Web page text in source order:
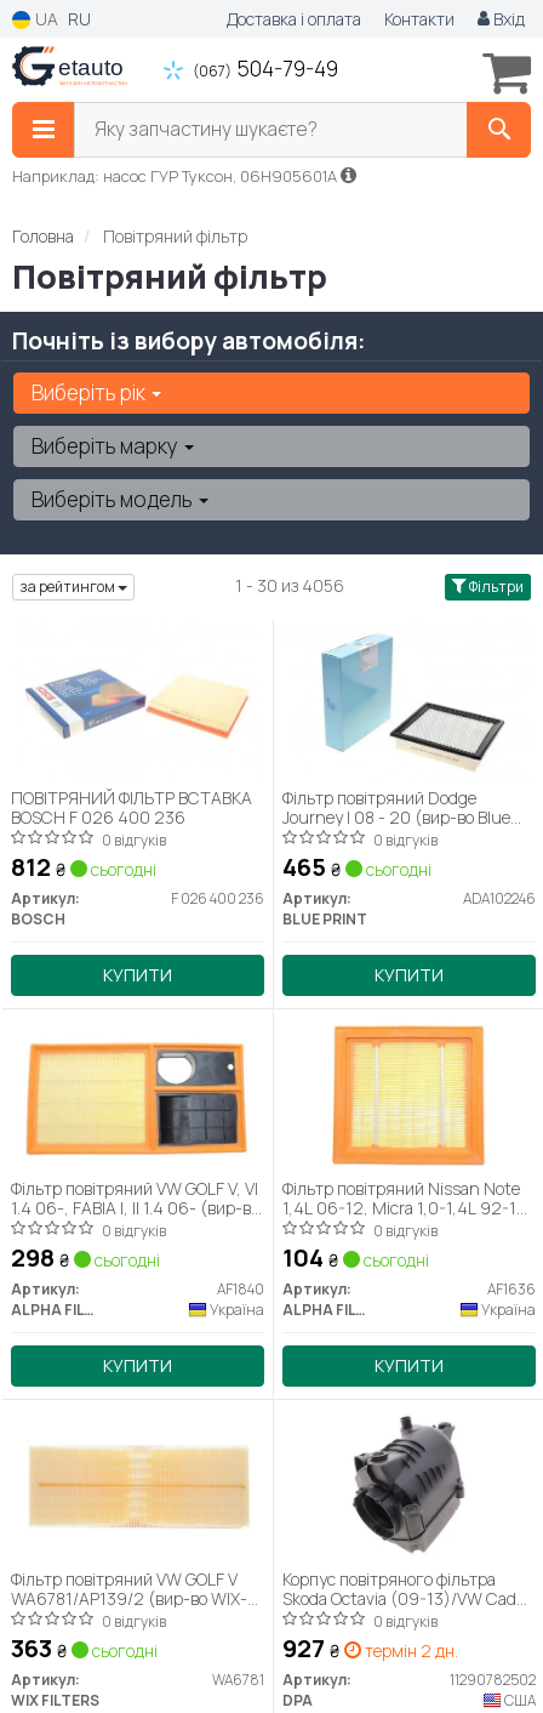
UA RU Доставка і оплата Контакти Вхід
(067) 504-79-49
Яку запчастину шукаєте?
Наприклад: насос ГУР Туксон, 06H905601A
Головна Повітряний фільтр
Повітряний фільтр
Почніть із вибору автомобіля:
Виберіть рік
Виберіть марку
Виберіть модель
за рейтингом 1 - 30 из 4056 Фільтри
ПОВІТРЯНИЙ ФІЛЬТР ВСТАВКА
BOSCH F 026 400 236
0 відгуків
812 ₴ сьогодні
Артикул:
F 026 400 236
BOSCH
КУПИТИ
Фільтр повітряний Dodge
Journey I 08 - 20 (вир-во Blue
Print)
0 відгуків
465 ₴ сьогодні
Артикул:
ADA102246
BLUE PRINT
КУПИТИ
Фільтр повітряний VW GOLF V, VI
1.4 06-, FABIA I, II 1.4 06- (вир-во
ALPHA FILTER)0 відгуків
298 ₴ сьогодні
Артикул:
AF1840
ALPHA FILTER
Україна
КУПИТИ
Фільтр повітряний Nissan Note
1,4L 06-12, Micra 1,0-1,4L 92-10
(AF1636) Альфа0 відгуків
104 ₴ сьогодні
Артикул:
AF1636
ALPHA FILTER
Україна
КУПИТИ
Фільтр повітряний VW GOLF V
WA6781/AP139/2 (вир-во WIX-
FILTERS)
0 відгуків
363 ₴ сьогодні
Артикул:
WA6781
WIX FILTERS
Корпус повітряного фільтра
Skoda Octavia (09-13)/VW Caddy
(11-15), Golf (07-14), Jetta (06-
15), Passat (08-15), Tiguan (08-
12) (11290782502) DPA
0 відгуків
927 ₴ термін 2 дн.
Артикул:
11290782502
DPA
США